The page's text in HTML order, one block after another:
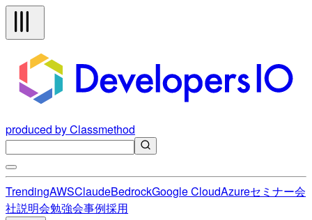
produced by Classmethod
TrendingAWSClaudeBedrockGoogle CloudAzureセミナー会
社説明会勉強会事例採用